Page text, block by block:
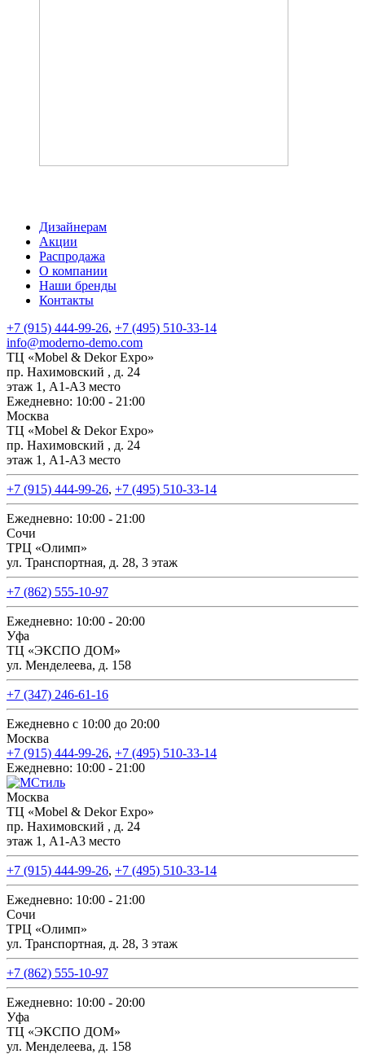
Дизайнерам
Акции
Распродажа
О компании
Наши бренды
Контакты
+7 (915) 444-99-26, +7 (495) 510-33-14
info@moderno-demo.com
ТЦ «Mobel & Dekor Expo»
пр. Нахимовский , д. 24
этаж 1, А1-А3 место
Ежедневно: 10:00 - 21:00
Москва
ТЦ «Mobel & Dekor Expo»
пр. Нахимовский , д. 24
этаж 1, А1-А3 место
+7 (915) 444-99-26, +7 (495) 510-33-14
Ежедневно: 10:00 - 21:00
Сочи
ТРЦ «Олимп»
ул. Транспортная, д. 28, 3 этаж
+7 (862) 555-10-97
Ежедневно: 10:00 - 20:00
Уфа
ТЦ «ЭКСПО ДОМ»
ул. Менделеева, д. 158
+7 (347) 246-61-16
Ежедневно с 10:00 до 20:00
Москва
+7 (915) 444-99-26, +7 (495) 510-33-14
Ежедневно: 10:00 - 21:00
Москва
ТЦ «Mobel & Dekor Expo»
пр. Нахимовский , д. 24
этаж 1, А1-А3 место
+7 (915) 444-99-26, +7 (495) 510-33-14
Ежедневно: 10:00 - 21:00
Сочи
ТРЦ «Олимп»
ул. Транспортная, д. 28, 3 этаж
+7 (862) 555-10-97
Ежедневно: 10:00 - 20:00
Уфа
ТЦ «ЭКСПО ДОМ»
ул. Менделеева, д. 158